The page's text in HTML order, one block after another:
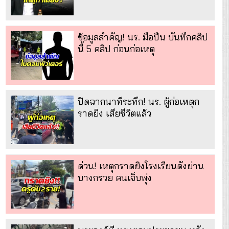
ข้อมูลสำคัญ! นร. มือปืน บันทึกคลิป
นี้ 5 คลิป ก่อนก่อเหตุ
ปิดฉากนาทีระทึก! นร. ผู้ก่อเหตุก
ราดยิง เสียชีวิตแล้ว
ด่วน! เหตุกราดยิงโรงเรียนดังย่าน
บางกรวย คนเจ็บพุ่ง